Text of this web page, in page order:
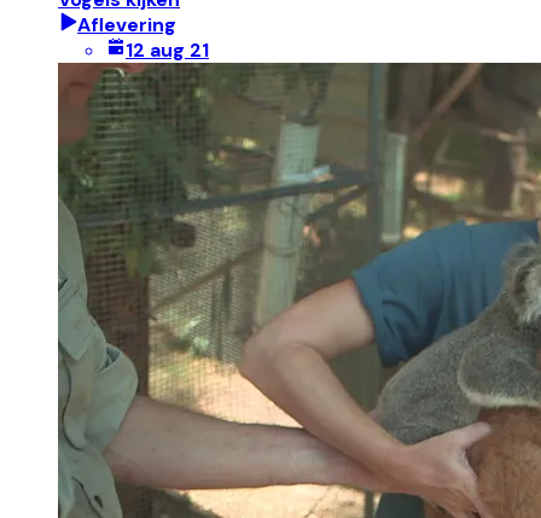
Aflevering
12 aug 21